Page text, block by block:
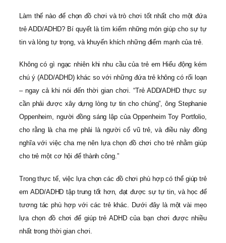
Làm thế nào để chọn đồ chơi và trò chơi tốt nhất cho một đứa
trẻ ADD/ADHD? Bí quyết là tìm kiếm những món giúp cho sự tự
tin và lòng tự trọng, và khuyến khích những điểm mạnh của trẻ.
Không có gì ngạc nhiên khi nhu cầu của trẻ em Hiếu động kém
chú ý (ADD/ADHD) khác so với những đứa trẻ không có rối loạn
– ngay cả khi nói đến thời gian chơi. “Trẻ ADD/ADHD thực sự
cần phải được xây dựng lòng tự tin cho chúng”, ông Stephanie
Oppenheim, người đồng sáng lập của Oppenheim Toy Portfolio,
cho rằng là cha mẹ phải là người cổ vũ trẻ, và điều này đồng
nghĩa với việc cha mẹ nên lựa chọn đồ chơi cho trẻ nhằm giúp
cho trẻ một cơ hội để thành công.”
Trong thực tế, việc lựa chọn các đồ chơi phù hợp có thể giúp trẻ
em ADD/ADHD tập trung tốt hơn, đạt được sự tự tin, và học để
tương tác phù hợp với các trẻ khác. Dưới đây là một vài mẹo
lựa chọn đồ chơi để giúp trẻ ADHD của bạn chơi được nhiều
nhất trong thời gian chơi.